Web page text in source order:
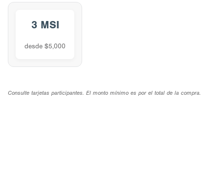
3 MSI
desde $5,000
Consulte tarjetas participantes. El monto mínimo es por el total de la compra.